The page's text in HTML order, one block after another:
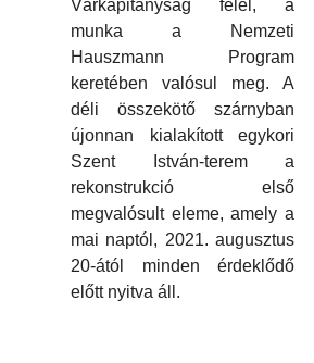
Várkapitányság felel, a
munka a Nemzeti
Hauszmann Program
keretében valósul meg. A
déli összekötő szárnyban
újonnan kialakított egykori
Szent István-terem a
rekonstrukció első
megvalósult eleme, amely a
mai naptól, 2021. augusztus
20-ától minden érdeklődő
előtt nyitva áll.